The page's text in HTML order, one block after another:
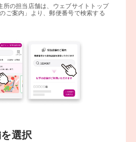
所の担当店舗は、ウェブサイトトップ
ご案内」より、郵便番号で検索する
選択